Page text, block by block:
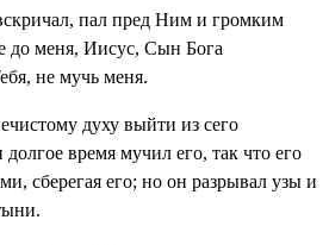
пал пред Ним и громким
до меня, Иисус, Сын Бога
не мучь меня.
духу выйти из сего
время мучил его, так что его
сберегая его; но он разрывал узы и